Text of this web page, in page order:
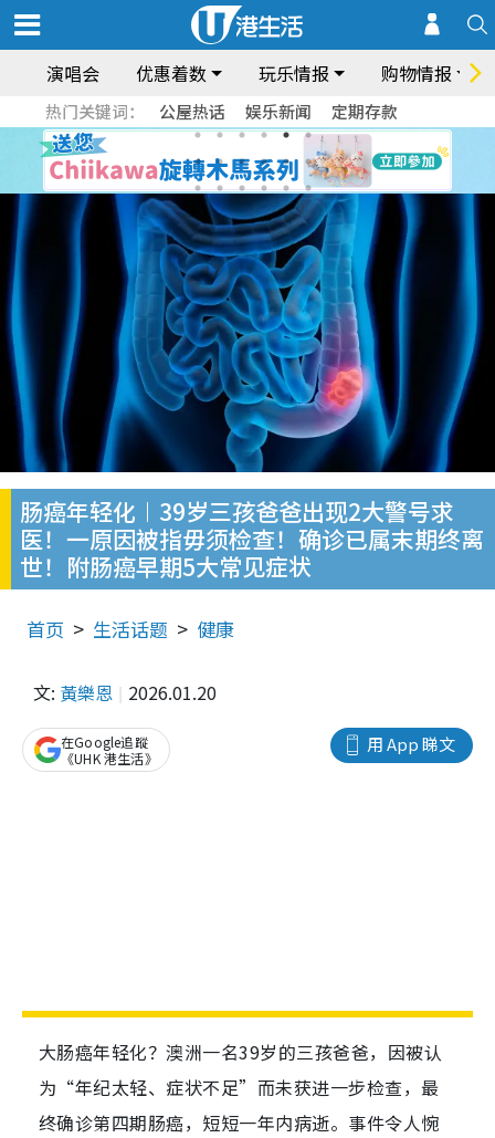
演唱会 优惠着数 玩乐情报 购物情报
热门关键词： 公屋热话 娱乐新闻 定期存款
肠癌年轻化︱39岁三孩爸爸出现2大警号求
医！一原因被指毋须检查！确诊已属末期终离
世！附肠癌早期5大常见症状
首页 生活话题 健康
文: 黃樂恩 2026.01.20
用 App 睇文
在Google追蹤
《UHK 港生活》
大肠癌年轻化？澳洲一名39岁的三孩爸爸，因被认
为“年纪太轻、症状不足”而未获进一步检查，最
终确诊第四期肠癌，短短一年内病逝。事件令人惋